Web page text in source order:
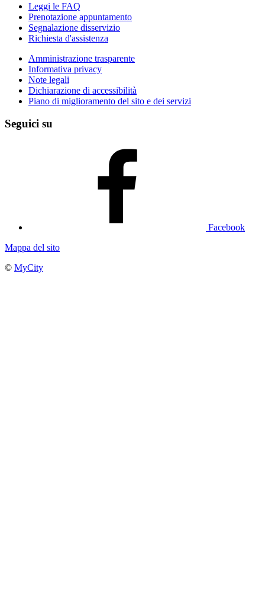
Leggi le FAQ
Prenotazione appuntamento
Segnalazione disservizio
Richiesta d'assistenza
Amministrazione trasparente
Informativa privacy
Note legali
Dichiarazione di accessibilità
Piano di miglioramento del sito e dei servizi
Seguici su
Facebook
Mappa del sito
© MyCity